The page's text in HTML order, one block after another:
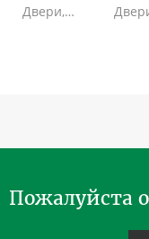
Двери,
Пожалуйста